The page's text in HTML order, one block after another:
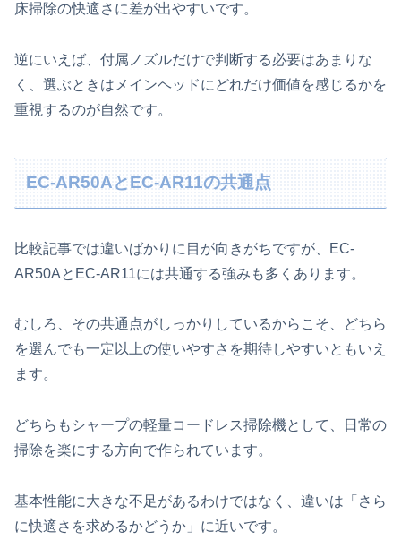
床掃除の快適さに差が出やすいです。
逆にいえば、付属ノズルだけで判断する必要はあまりな
く、選ぶときはメインヘッドにどれだけ価値を感じるかを
重視するのが自然です。
EC-AR50AとEC-AR11の共通点
比較記事では違いばかりに目が向きがちですが、EC-
AR50AとEC-AR11には共通する強みも多くあります。
むしろ、その共通点がしっかりしているからこそ、どちら
を選んでも一定以上の使いやすさを期待しやすいともいえ
ます。
どちらもシャープの軽量コードレス掃除機として、日常の
掃除を楽にする方向で作られています。
基本性能に大きな不足があるわけではなく、違いは「さら
に快適さを求めるかどうか」に近いです。